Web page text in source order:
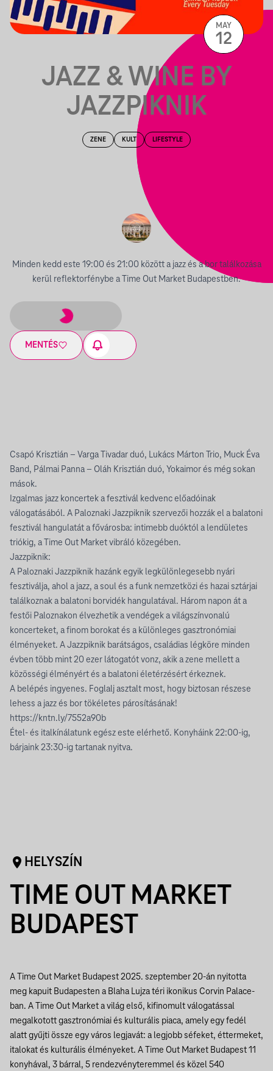
JAZZ & WINE BY
JAZZPIKNIK
ZENE KULT LIFESTYLE
Minden kedd este 19:00 és 21:00 között a jazz és a bor találkozása
kerül reflektorfénybe a Time Out Market Budapestben.
MENTÉS
MAY
12
Csapó Krisztián – Varga Tivadar duó, Lukács Márton Trio, Muck Éva
Band, Pálmai Panna – Oláh Krisztián duó, Yokaimor és még sokan
mások.
Izgalmas jazz koncertek a fesztivál kedvenc előadóinak
válogatásából. A Paloznaki Jazzpiknik szervezői hozzák el a balatoni
fesztivál hangulatát a fővárosba: intimebb duóktól a lendületes
triókig, a Time Out Market vibráló közegében.
Jazzpiknik:
A Paloznaki Jazzpiknik hazánk egyik legkülönlegesebb nyári
fesztiválja, ahol a jazz, a soul és a funk nemzetközi és hazai sztárjai
találkoznak a balatoni borvidék hangulatával. Három napon át a
festői Paloznakon élvezhetik a vendégek a világszínvonalú
koncerteket, a finom borokat és a különleges gasztronómiai
élményeket. A Jazzpiknik barátságos, családias légköre minden
évben több mint 20 ezer látogatót vonz, akik a zene mellett a
közösségi élményért és a balatoni életérzésért érkeznek.
A belépés ingyenes. Foglalj asztalt most, hogy biztosan részese
lehess a jazz és bor tökéletes párosításának!
https://kntn.ly/7552a90b
Étel- és italkínálatunk egész este elérhető. Konyháink 22:00-ig,
bárjaink 23:30-ig tartanak nyitva.
HELYSZÍN
TIME OUT MARKET
BUDAPEST
A Time Out Market Budapest 2025. szeptember 20-án nyitotta
meg kapuit Budapesten a Blaha Lujza téri ikonikus Corvin Palace-
ban. A Time Out Market a világ első, kifinomult válogatással
megalkotott gasztronómiai és kulturális piaca, amely egy fedél
alatt gyűjti össze egy város legjavát: a legjobb séfeket, éttermeket,
italokat és kulturális élményeket. A Time Out Market Budapest 11
konyhával, 3 bárral, 5 rendezvényteremmel és közel 540